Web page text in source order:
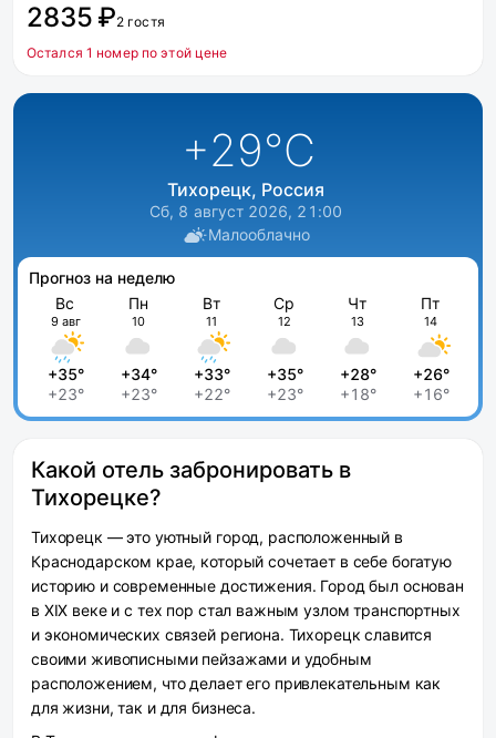
2835 ₽2 гостя
Остался 1 номер по этой цене
+29°C
Тихорецк, Россия
Сб, 8 август 2026, 21:00
Малооблачно
Прогноз на неделю
Вс
9 авг
+35°
+23°
Пн
10
+34°
+23°
Вт
11
+33°
+22°
Ср
12
+35°
+23°
Чт
13
+28°
+18°
Пт
14
+26°
+16°
Какой отель забронировать в
Тихорецке?
Тихорецк — это уютный город, расположенный в
Краснодарском крае, который сочетает в себе богатую
историю и современные достижения. Город был основан
в XIX веке и с тех пор стал важным узлом транспортных
и экономических связей региона. Тихорецк славится
своими живописными пейзажами и удобным
расположением, что делает его привлекательным как
для жизни, так и для бизнеса.